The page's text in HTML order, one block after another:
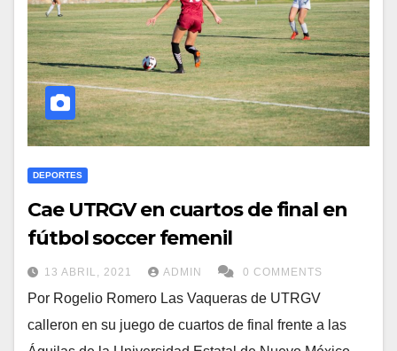
DEPORTES
Cae UTRGV en cuartos de final en
fútbol soccer femenil
13 ABRIL, 2021 ADMIN 0 COMMENTS
Por Rogelio Romero Las Vaqueras de UTRGV
calleron en su juego de cuartos de final frente a las